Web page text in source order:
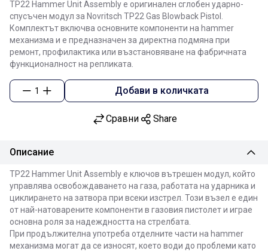
TP22 Hammer Unit Assembly е оригинален сглобен ударно-
спусъчен модул за Novritsch TP22 Gas Blowback Pistol.
Комплектът включва основните компоненти на hammer
механизма и е предназначен за директна подмяна при
ремонт, профилактика или възстановяване на фабричната
функционалност на репликата.
1 Добави в количката
Сравни Share
Описание
TP22 Hammer Unit Assembly е ключов вътрешен модул, който
управлява освобождаването на газа, работата на ударника и
циклирането на затвора при всеки изстрел. Този възел е един
от най-натоварените компоненти в газовия пистолет и играе
основна роля за надеждността на стрелбата.
При продължителна употреба отделните части на hammer
механизма могат да се износят, което води до проблеми като